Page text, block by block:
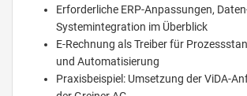
Erforderliche ERP-Anpassungen,
Systemintegration im Überblick
E-Rechnung als Treiber für
und Automatisierung
Praxisbeispiel: Umsetzung der ViDA-